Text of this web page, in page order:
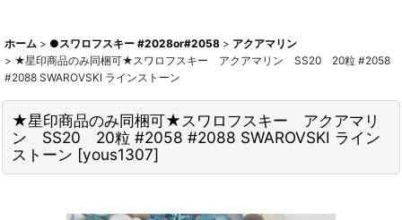
ホーム > ●スワロフスキー #2028or#2058 > アクアマリン
> ★星印商品のみ同梱可★スワロフスキー アクアマリン SS20 20粒 #2058
#2088 SWAROVSKI ラインストーン
★星印商品のみ同梱可★スワロフスキー アクアマリ
ン SS20 20粒 #2058 #2088 SWAROVSKI ライン
ストーン [yous1307]